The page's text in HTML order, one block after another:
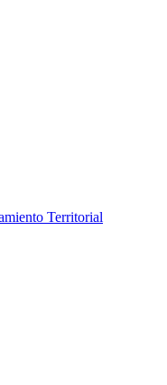
Territorial